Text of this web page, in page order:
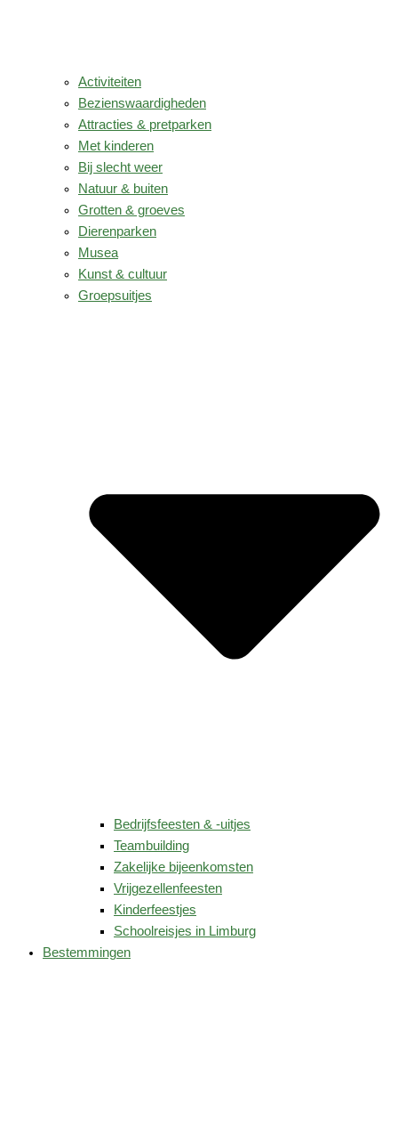
Activiteiten
Bezienswaardigheden
Attracties & pretparken
Met kinderen
Bij slecht weer
Natuur & buiten
Grotten & groeves
Dierenparken
Musea
Kunst & cultuur
Groepsuitjes
Bedrijfsfeesten & -uitjes
Teambuilding
Zakelijke bijeenkomsten
Vrijgezellenfeesten
Kinderfeestjes
Schoolreisjes in Limburg
Bestemmingen